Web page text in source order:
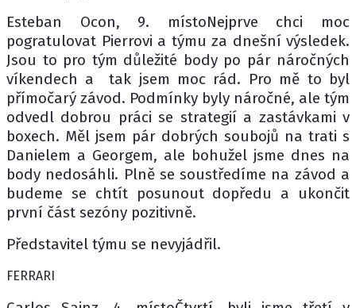
Esteban Ocon, 9. místoNejprve chci moc
pogratulovat Pierrovi a týmu za dnešní výsledek.
Jsou to pro tým důležité body po pár náročných
víkendech a tak jsem moc rád. Pro mě to byl
přímočarý závod. Podmínky byly náročné, ale tým
odvedl dobrou práci se strategií a zastávkami v
boxech. Měl jsem pár dobrých soubojů na trati s
Danielem a Georgem, ale bohužel jsme dnes na
body nedosáhli. Plně se soustředíme na závod a
budeme se chtít posunout dopředu a ukončit
první část sezóny pozitivně.
Představitel týmu se nevyjádřil.
FERRARI